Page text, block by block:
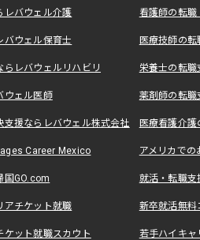
レバウェル介護 看護師の転
バウェル保育士 医療技師の
らレバウェルリハビリ 栄養士の転
ウェル医師 薬剤師の転
支援ならレバウェル株式会社 医療看護介
Career Mexico アメリカで
国GO.com 就活・転職
アチケット就職 新卒就活無料
ット就職スカウト 若手ハイキ